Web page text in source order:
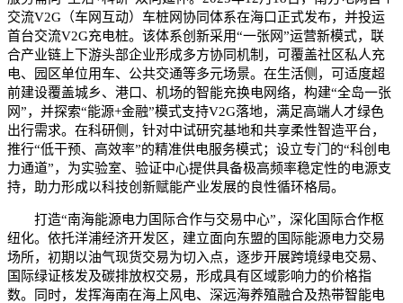
交流V2G（车网互动）车桩网协同体系在海口正式发布，并投运
首台交流V2G充电桩。该体系创新采用“一张网”运营新模式，联
合产业链上下游头部企业形成多方协同机制，可覆盖社区私人充
电、园区单位用车、公共交通等多元场景。在生活侧，可适度超
前建设覆盖城乡、港口、机场的智能充换电网络，构建“全岛一张
网”，并探索“能源+金融”模式支持V2G落地，满足高端人才绿色
出行需求。在科研侧，针对中试研究基地和共享柔性智造平台，
推行“低干预、高效率”的精准供电服务模式；设立专门的“科创电
力通道”，为实验室、验证中心提供具备极高频率稳定性的电源支
持，助力形成以科技创新赋能产业发展的良性循环格局。
打造“南海能源电力国际合作与交易中心”，深化国际合作枢
纽化。依托洋浦经济开发区，建立面向东盟的国际能源电力交易
场所，初期以油气现货交易为切入点，逐步开展跨境绿电交易、
国际绿证核发及碳排放权交易，形成具有区域影响力的价格指
数。同时，发挥海南在海上风电、深远海养殖融合及热带智能电